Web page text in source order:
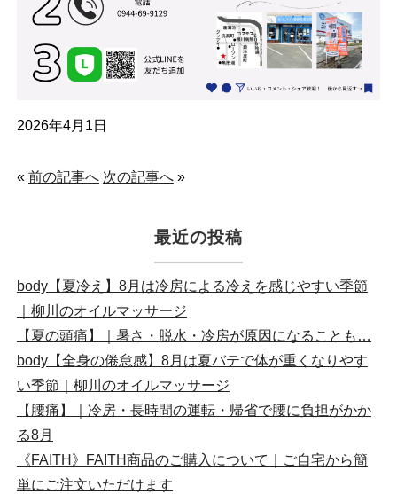
2026年4月1日
« 前の記事へ 次の記事へ»
最近の投稿
body【夏冷え】8月は冷房による冷えを感じやすい季節
｜柳川のオイルマッサージ
【夏の頭痛】｜暑さ・脱水・冷房が原因になることも…
body【全身の倦怠感】8月は夏バテで体が重くなりやす
い季節｜柳川のオイルマッサージ
【腰痛】｜冷房・長時間の運転・帰省で腰に負担がかか
る8月
《FAITH》FAITH商品のご購入について｜ご自宅から簡
単にご注文いただけます